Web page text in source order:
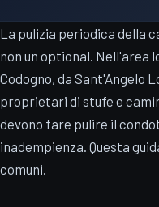
La pulizia periodica della
non un optional. Nell'area
Codogno, da Sant'Angelo
proprietari di stufe e
devono fare pulire il
inadempienza. Questa
comuni.